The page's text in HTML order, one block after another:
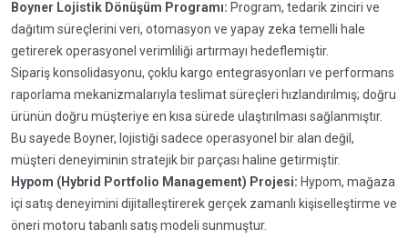
Boyner Lojistik Dönüşüm Programı: Program, tedarik zinciri ve
dağıtım süreçlerini veri, otomasyon ve yapay zeka temelli hale
getirerek operasyonel verimliliği artırmayı hedeflemiştir.
Sipariş konsolidasyonu, çoklu kargo entegrasyonları ve performans
raporlama mekanizmalarıyla teslimat süreçleri hızlandırılmış; doğru
ürünün doğru müşteriye en kısa sürede ulaştırılması sağlanmıştır.
Bu sayede Boyner, lojistiği sadece operasyonel bir alan değil,
müşteri deneyiminin stratejik bir parçası haline getirmiştir.
Hypom (Hybrid Portfolio Management) Projesi: Hypom, mağaza
içi satış deneyimini dijitalleştirerek gerçek zamanlı kişiselleştirme ve
öneri motoru tabanlı satış modeli sunmuştur.